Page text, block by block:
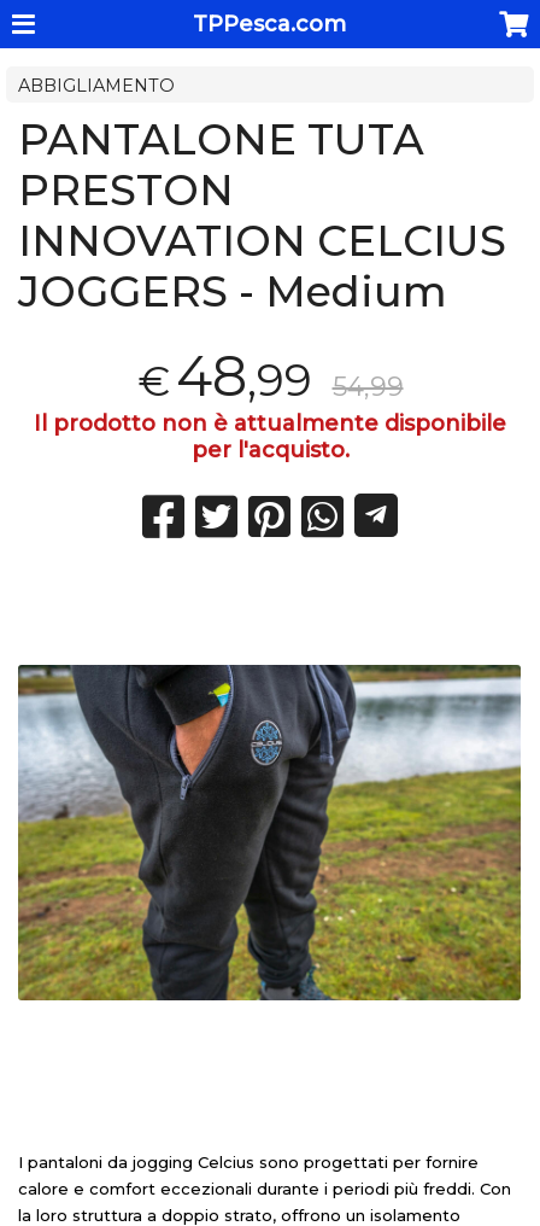
TPPesca.com
ABBIGLIAMENTO
PANTALONE TUTA
PRESTON
INNOVATION CELCIUS
JOGGERS - Medium
€48,99 54,99
Il prodotto non è attualmente disponibile
per l'acquisto.
I pantaloni da jogging Celcius sono progettati per fornire
calore e comfort eccezionali durante i periodi più freddi. Con
la loro struttura a doppio strato, offrono un isolamento